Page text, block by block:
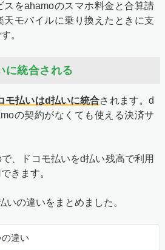
をahamoのスマホ料金と合算請
モバイルに乗り換えたときに支
。
に統合される
モ払いはd払いに統合されます。d
の契約がなくても使える決済サ
、ドコモ払いをd払い残高で利用
きます。
いの違いをまとめました。
の違い